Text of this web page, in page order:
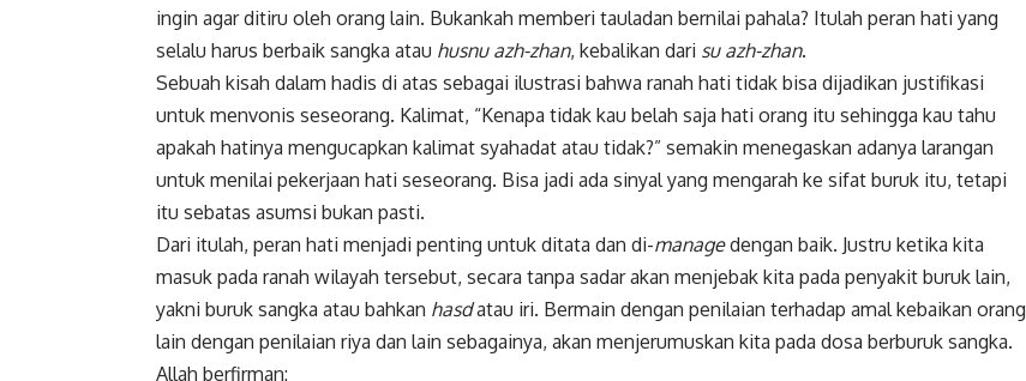
ingin agar ditiru oleh orang lain. Bukankah memberi tauladan bernilai pahala? Itulah peran hati yang
selalu harus berbaik sangka atau husnu azh-zhan, kebalikan dari su azh-zhan.
Sebuah kisah dalam hadis di atas sebagai ilustrasi bahwa ranah hati tidak bisa dijadikan justifikasi
untuk menvonis seseorang. Kalimat, “Kenapa tidak kau belah saja hati orang itu sehingga kau tahu
apakah hatinya mengucapkan kalimat syahadat atau tidak?” semakin menegaskan adanya larangan
untuk menilai pekerjaan hati seseorang. Bisa jadi ada sinyal yang mengarah ke sifat buruk itu, tetapi
itu sebatas asumsi bukan pasti.
Dari itulah, peran hati menjadi penting untuk ditata dan di-managedengan baik. Justru ketika kita
masuk pada ranah wilayah tersebut, secara tanpa sadar akan menjebak kita pada penyakit buruk lain,
yakni buruk sangka atau bahkan hasdatau iri. Bermain dengan penilaian terhadap amal kebaikan orang
lain dengan penilaian riya dan lain sebagainya, akan menjerumuskan kita pada dosa berburuk sangka.
Allah berfirman: